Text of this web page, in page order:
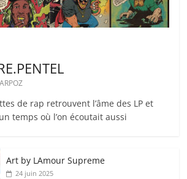
ARPOZ
de rap retrouvent l’âme des LP et
temps où l’on écoutait aussi
Art by LAmour Supreme
24 juin 2025